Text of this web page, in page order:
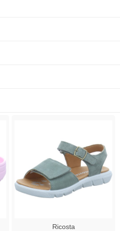
Ricosta